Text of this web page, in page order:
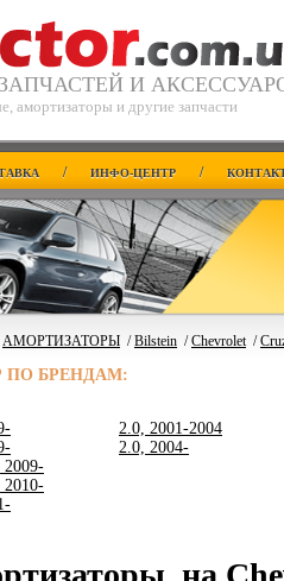
И
амортизаторы и другие запчасти
/ ИНФО-ЦЕНТР /
АМОРТИЗАТОРЫ /Bilstein /Chevrolet/
ПО БРЕНДАМ:
2.0, 2001-2004
2.0, 2004-